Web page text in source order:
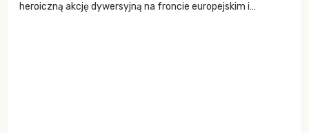
heroiczną akcję dywersyjną na froncie europejskim i